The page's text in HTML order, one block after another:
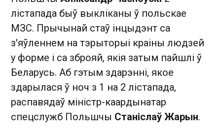
лістапада быў выкліканы ў польскае
МЗС. Прычынай стаў інцыдэнт са
з'яўленнем на тэрыторыі краіны людзей
у форме і са зброяй, якія затым пайшлі ў
Беларусь. Аб гэтым здарэнні, якое
здарылася ў ноч з 1 на 2 лістапада,
распавядаў міністр-каардынатар
спецслужб Польшчы Станіслаў Жарын.